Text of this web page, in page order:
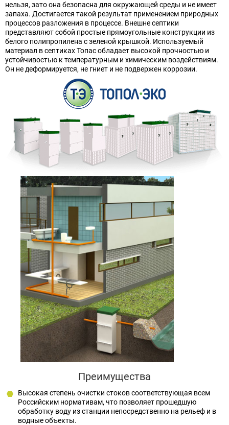
нельзя, зато она безопасна для окружающей среды и не имеет
запаха. Достигается такой результат применением природных
процессов разложения в процессе. Внешне септики
представляют собой простые прямоугольные конструкции из
белого полипропилена с зеленой крышкой. Используемый
материал в септиках Топас обладает высокой прочностью и
устойчивостью к температурным и химическим воздействиям.
Он не деформируется, не гниет и не подвержен коррозии.
Преимущества
Высокая степень очистки стоков соответствующая всем
Российским нормативам, что позволяет прошедшую
обработку воду из станции непосредственно на рельеф и в
водные объекты.